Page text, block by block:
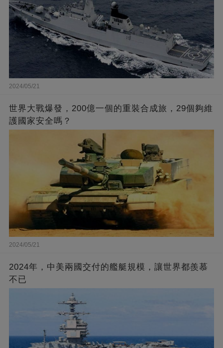
2024/05/21
世界大戰爆發，200億一個的重裝合成旅，29個夠維
護國家安全嗎？
2024/05/21
2024年，中美兩國交付的艦艇規模，讓世界都羨慕
不已